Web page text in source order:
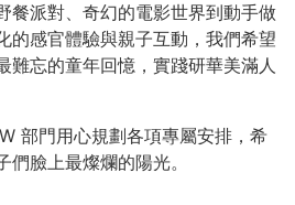
餐派對、奇幻的電影世界到動手做
的感官體驗與親子互動，我們希望
難忘的童年回憶，實踐研華美滿人
部門用心規劃各項專屬安排，希
臉上最燦爛的陽光。